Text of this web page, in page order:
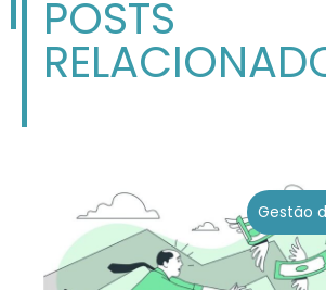
POSTS
Gestão